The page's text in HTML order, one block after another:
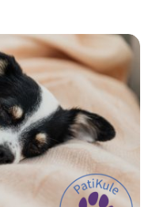
korumak açısından